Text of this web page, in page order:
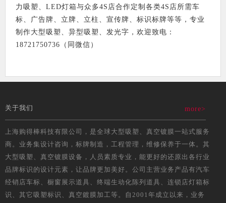
力吸塑、LED灯箱与众多4S店合作定制各类4S店所需车
标、广告牌、立牌、立柱、宣传牌、标识标牌等等，专业
制作大型吸塑、异型吸塑、发光字，欢迎致电：
18721750736（同微信）
关于我们 more>
上海购得棒科技有限公司，是全球大型吸塑、真空镀膜一站式服务
商。业务集设计咨询，标牌制造，工程管理，维修保养于一体。其
大型吸塑、真空镀膜设备，人员素质专业，能更好的还原出各行业
品牌标识的设计元素，让品牌更加美好。公司主营业务产品有汽车
经销店车标、橱窗展示道具、终端生动化陈列道具、连锁店灯箱标
识、其它吸塑标识、真空鍍膜加工等。自2001年成立以来，业务